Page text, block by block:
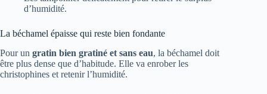
d’humidité.
La béchamel épaisse qui reste bien fondante
Pour un gratin bien gratiné et sans eau, la béchamel doit
être plus dense que d’habitude. Elle va enrober les
christophines et retenir l’humidité.